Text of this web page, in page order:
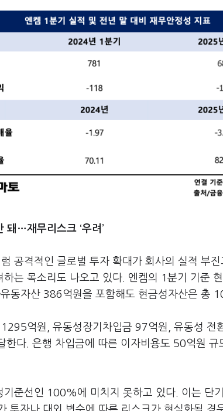
돼…재무리스크 ‘우려’
공격적인 글로벌 투자 확대가 회사의 실적 부
는 목소리도 나오고 있다. 엔켐의 1분기 기준
동자산 386억원을 포함해도 현금성자산은 총
억원, 유동성장기차입금 97억원, 유동성 전
다. 은행 차입금에 따른 이자비용도 50억원 규
준선인 100%에 미치지 못하고 있다. 이는 단